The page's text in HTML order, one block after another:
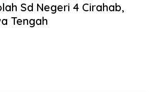
Sd Negeri 4 Cirahab,
Tengah